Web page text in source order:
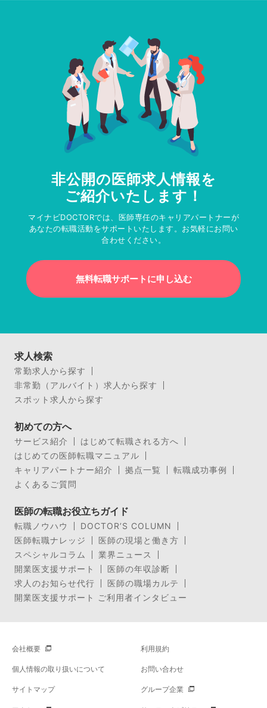
非公開の医師求人情報を
ご紹介いたします！
マイナビDOCTORでは、医師専任のキャリアパートナーが
あなたの転職活動をサポートいたします。お気軽にお問い
合わせください。
無料転職サポートに申し込む
求人検索
常勤求人から探す
非常勤（アルバイト）求人から探す
スポット求人から探す
初めての方へ
サービス紹介
はじめて転職される方へ
はじめての医師転職マニュアル
キャリアパートナー紹介
拠点一覧
転職成功事例
よくあるご質問
医師の転職お役立ちガイド
転職ノウハウ
DOCTOR’S COLUMN
医師転職ナレッジ
医師の現場と働き方
スペシャルコラム
業界ニュース
開業医支援サポート
医師の年収診断
求人のお知らせ代行
医師の職場カルテ
開業医支援サポート ご利用者インタビュー
会社概要 利用規約
個人情報の取り扱いについて お問い合わせ
サイトマップ グループ企業